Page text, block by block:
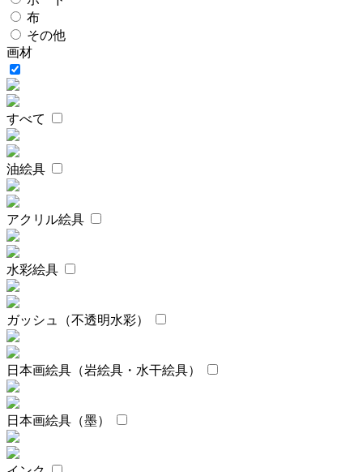
布
その他
画材
すべて
油絵具
アクリル絵具
水彩絵具
ガッシュ（不透明水彩）
日本画絵具（岩絵具・水干絵具）
日本画絵具（墨）